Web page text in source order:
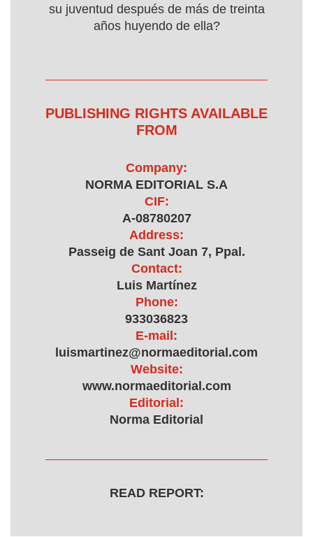
su juventud después de más de treinta
años huyendo de ella?
PUBLISHING RIGHTS AVAILABLE
FROM
Company:
NORMA EDITORIAL S.A
CIF:
A-08780207
Address:
Passeig de Sant Joan 7, Ppal.
Contact:
Luis Martínez
Phone:
933036823
E-mail:
luismartinez@normaeditorial.com
Website:
www.normaeditorial.com
Editorial:
Norma Editorial
READ REPORT: